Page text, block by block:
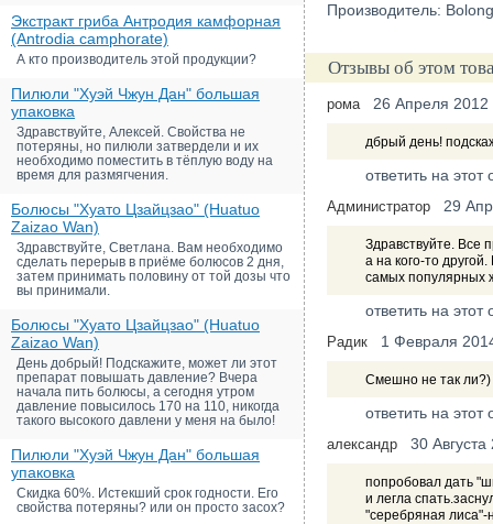
Экстракт гриба Антродия камфорная
(Antrodia camphorate)
А кто производитель этой продукции?
Пилюли "Хуэй Чжун Дан" большая
упаковка
Здравствуйте, Алексей. Свойства не
потеряны, но пилюли затвердели и их
необходимо поместить в тёплую воду на
время для размягчения.
Болюсы "Хуато Цзайцзао" (Huatuo
Zaizao Wan)
Здравствуйте, Светлана. Вам необходимо
сделать перерыв в приёме болюсов 2 дня,
затем принимать половину от той дозы что
вы принимали.
Болюсы "Хуато Цзайцзао" (Huatuo
Zaizao Wan)
День добрый! Подскажите, может ли этот
препарат повышать давление? Вчера
начала пить болюсы, а сегодня утром
давление повысилось 170 на 110, никогда
такого высокого давлени у меня на было!
Пилюли "Хуэй Чжун Дан" большая
упаковка
Скидка 60%. Истекший срок годности. Его
свойства потеряны? или он просто засох?
Производитель:
Отзывы об этом
рома 26 Апреля 2012
дбрый день!
ответить на этот
Администратор 29
Здравствуйте. Все
а на кого-то
самых популярных
ответить на этот
Радик 1 Февраля
Смешно не так ли?)
ответить на этот
александр 30 Августа
попробовал дать
и легла
"серебряная лиса"-